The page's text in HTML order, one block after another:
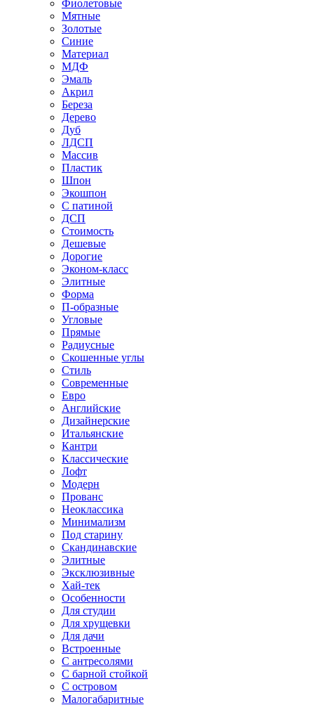
Фиолетовые
Мятные
Золотые
Синие
Материал
МДФ
Эмаль
Акрил
Береза
Дерево
Дуб
ЛДСП
Массив
Пластик
Шпон
Экошпон
С патиной
ДСП
Стоимость
Дешевые
Дорогие
Эконом-класс
Элитные
Форма
П-образные
Угловые
Прямые
Радиусные
Скошенные углы
Стиль
Современные
Евро
Английские
Дизайнерские
Итальянские
Кантри
Классические
Лофт
Модерн
Прованс
Неоклассика
Минимализм
Под старину
Скандинавские
Элитные
Эксклюзивные
Хай-тек
Особенности
Для студии
Для хрущевки
Для дачи
Встроенные
С антресолями
С барной стойкой
С островом
Малогабаритные